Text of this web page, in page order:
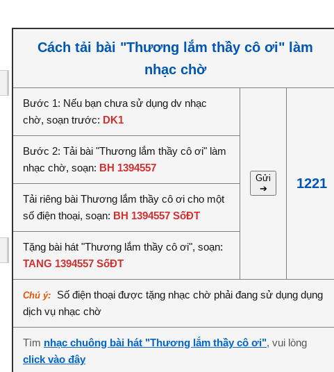
Cách tải bài "Thương lắm thầy cô ơi" làm
nhạc chờ
Bước 1: Nếu bạn chưa sử dụng dv nhạc
chờ, soạn trước: DK1
Gửi
➔
1221
Bước 2: Tải bài "Thương lắm thầy cô ơi" làm
nhạc chờ, soạn: BH 1394557
Tải riêng bài Thương lắm thầy cô ơi cho một
số điện thoại, soạn: BH 1394557 SốĐT
Tặng bài hát "Thương lắm thầy cô ơi", soạn:
TANG 1394557 SốĐT
Chú ý:
Số điện thoại được tặng nhạc chờ phải đang sử dụng dụng
dịch vụ nhạc chờ
Tìm nhạc chuông bài hát "Thương lắm thầy cô ơi", vui lòng
click vào đây